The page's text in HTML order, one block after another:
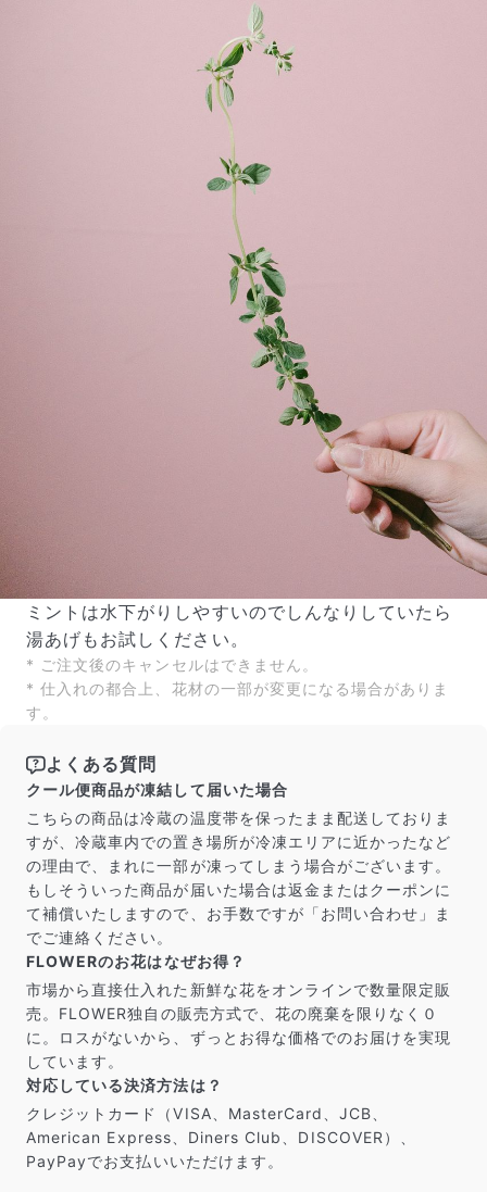
ミントは水下がりしやすいのでしんなりしていたら
湯あげもお試しください。
* ご注文後のキャンセルはできません。
* 仕入れの都合上、花材の一部が変更になる場合がありま
す。
よくある質問
クール便商品が凍結して届いた場合
こちらの商品は冷蔵の温度帯を保ったまま配送しておりま
すが、冷蔵車内での置き場所が冷凍エリアに近かったなど
の理由で、まれに一部が凍ってしまう場合がございます。
もしそういった商品が届いた場合は返金またはクーポンに
て補償いたしますので、お手数ですが「お問い合わせ」ま
でご連絡ください。
FLOWERのお花はなぜお得？
市場から直接仕入れた新鮮な花をオンラインで数量限定販
売。FLOWER独自の販売方式で、花の廃棄を限りなく０
に。ロスがないから、ずっとお得な価格でのお届けを実現
しています。
対応している決済方法は？
クレジットカード（VISA、MasterCard、JCB、
American Express、Diners Club、DISCOVER）、
PayPayでお支払いいただけます。